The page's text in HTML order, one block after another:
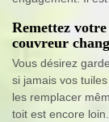
Remettez
couvreur
Vous désirez
si jamais vos
les remplacer
toit est encore